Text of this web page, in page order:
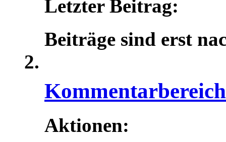
Letzter Beitrag:
Beiträge sind erst
Aktionen: